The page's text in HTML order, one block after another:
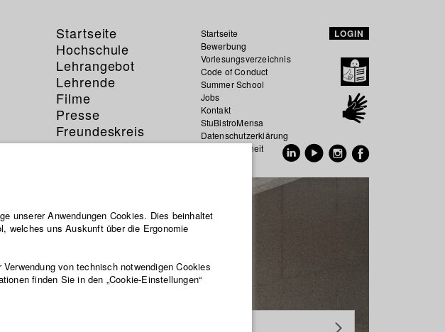
Startseite
Hochschule
Lehrangebot
Lehrende
Filme
Presse
Freundeskreis
Service
Startseite
Bewerbung
Vorlesungsverzeichnis
Code of Conduct
Summer School
Jobs
Kontakt
StuBistroMensa
Datenschutzerklärung
Datensicherheit
LOGIN
unserer Anwendungen Cookies. Dies beinhaltet
welches uns Auskunft über die Ergonomie
von technisch notwendigen Cookies
finden Sie in den „Cookie-Einstellungen“